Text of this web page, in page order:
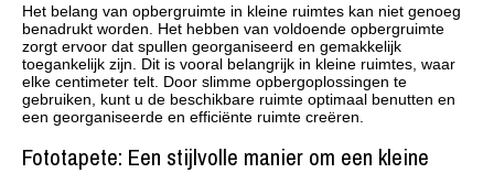
Het belang van opbergruimte in kleine ruimtes kan niet genoeg
benadrukt worden. Het hebben van voldoende opbergruimte
zorgt ervoor dat spullen georganiseerd en gemakkelijk
toegankelijk zijn. Dit is vooral belangrijk in kleine ruimtes, waar
elke centimeter telt. Door slimme opbergoplossingen te
gebruiken, kunt u de beschikbare ruimte optimaal benutten en
een georganiseerde en efficiënte ruimte creëren.
Fototapete: Een stijlvolle manier om een kleine